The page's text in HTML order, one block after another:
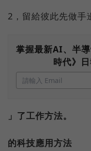
2，留給彼此先做手
掌握最新AI、半
時代》
」了工作方法。
的科技應用方法